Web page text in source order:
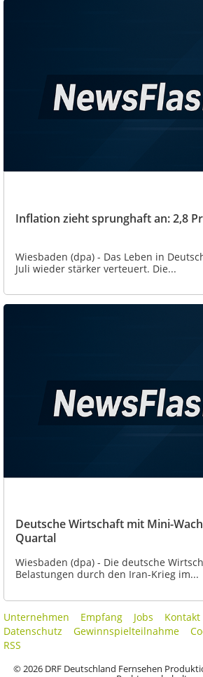
Inflation zieht sprunghaft an: 2,8
Wiesbaden (dpa) - Das Leben in
Juli wieder stärker verteuert. Die...
Deutsche Wirtschaft mit Mini-
Quartal
Wiesbaden (dpa) - Die deutsche
Belastungen durch den Iran-Krieg im...
Unternehmen Empfang Jobs Kontakt
Datenschutz
Gewinnspielteilnahme
RSS
© 2026 DRF Deutschland Fernsehen